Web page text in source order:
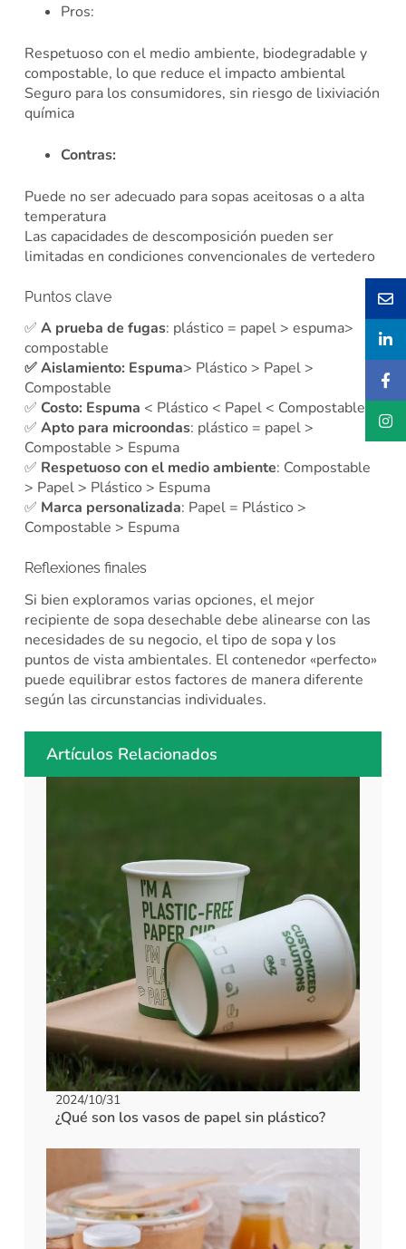
Pros:
Respetuoso con el medio ambiente, biodegradable y
compostable, lo que reduce el impacto ambiental
Seguro para los consumidores, sin riesgo de lixiviación
química
Contras:
Puede no ser adecuado para sopas aceitosas o a alta
temperatura
Las capacidades de descomposición pueden ser
limitadas en condiciones convencionales de vertedero
Puntos clave
✅ A prueba de fugas: plástico = papel > espuma>
compostable
✅Aislamiento: Espuma> Plástico > Papel >
Compostable
✅ Costo: Espuma < Plástico < Papel < Compostable
✅ Apto para microondas: plástico = papel >
Compostable > Espuma
✅ Respetuoso con el medio ambiente: Compostable
> Papel > Plástico > Espuma
✅ Marca personalizada: Papel = Plástico >
Compostable > Espuma
Reflexiones finales
Si bien exploramos varias opciones, el mejor
recipiente de sopa desechable debe alinearse con las
necesidades de su negocio, el tipo de sopa y los
puntos de vista ambientales. El contenedor «perfecto»
puede equilibrar estos factores de manera diferente
según las circunstancias individuales.
Artículos Relacionados
2024/10/31
¿Qué son los vasos de papel sin plástico?